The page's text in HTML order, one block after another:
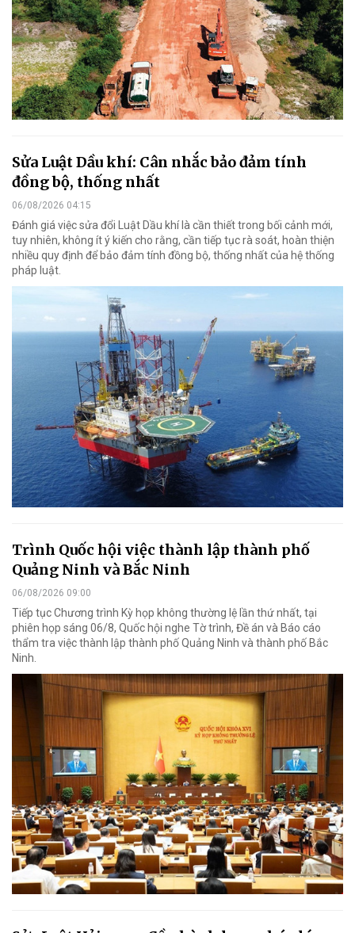
Sửa Luật Dầu khí: Cân nhắc bảo đảm tính
đồng bộ, thống nhất
06/08/2026 04:15
Đánh giá việc sửa đổi Luật Dầu khí là cần thiết trong bối cảnh mới,
tuy nhiên, không ít ý kiến cho rằng, cần tiếp tục rà soát, hoàn thiện
nhiều quy định để bảo đảm tính đồng bộ, thống nhất của hệ thống
pháp luật.
Trình Quốc hội việc thành lập thành phố
Quảng Ninh và Bắc Ninh
06/08/2026 09:00
Tiếp tục Chương trình Kỳ họp không thường lệ lần thứ nhất, tại
phiên họp sáng 06/8, Quốc hội nghe Tờ trình, Đề án và Báo cáo
thẩm tra việc thành lập thành phố Quảng Ninh và thành phố Bắc
Ninh.